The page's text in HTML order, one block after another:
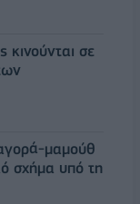
κινούνται σε
μαμούθ
σχήμα υπό τη